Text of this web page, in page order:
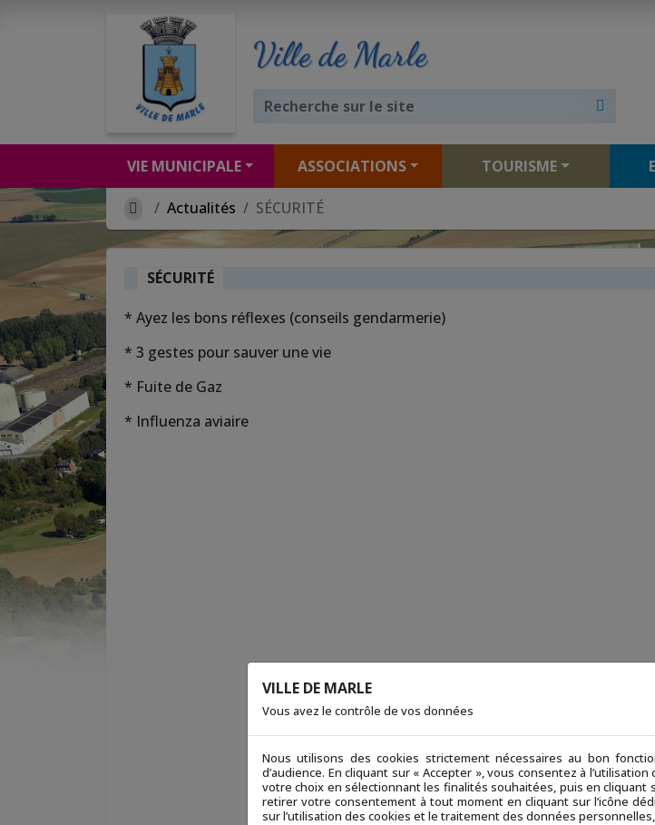
VILLE DE MARLE
Vous avez le contrôle de vos données
Nous utilisons des cookies strictement nécessaires au bon
d’audience. En cliquant sur « Accepter », vous consentez à
votre choix en sélectionnant les finalités souhaitées, puis en cliquant
retirer votre consentement à tout moment en cliquant sur l’icône
sur l’utilisation des cookies et le traitement des données
Ville de Marle
VIE MUNICIPALE ASSOCIATIONS TOURISME
Actualités SÉCURITÉ
SÉCURITÉ
* Ayez les bons réflexes (conseils gendarmerie)
* 3 gestes pour sauver une vie
* Fuite de Gaz
* Influenza aviaire